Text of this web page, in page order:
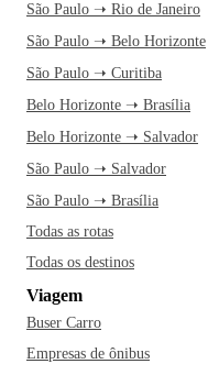
São Paulo ➝ Rio de Janeiro
São Paulo ➝ Belo Horizonte
São Paulo ➝ Curitiba
Belo Horizonte ➝ Brasília
Belo Horizonte ➝ Salvador
São Paulo ➝ Salvador
São Paulo ➝ Brasília
Todas as rotas
Todas os destinos
Viagem
Buser Carro
Empresas de ônibus